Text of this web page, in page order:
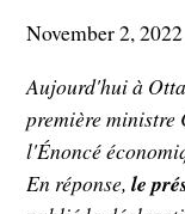
November 2, 2022
Aujourd'hui à
première ministre
l'Énoncé
En réponse, le